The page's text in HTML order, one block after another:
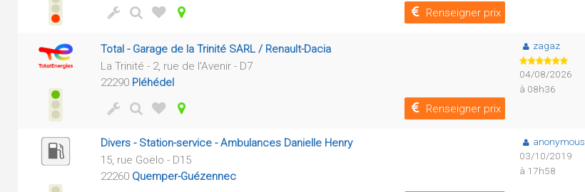
Renseigner prix
Total - Garage de la Trinité SARL / Renault-Dacia
La Trinité - 2, rue de l'Avenir - D7
22290 Pléhédel
Renseigner prix
zagaz
04/08/2026
à 08h36
Divers - Station-service - Ambulances Danielle Henry
15, rue Goëlo - D15
22260 Quemper-Guézennec
anonymous
03/10/2019
à 17h58